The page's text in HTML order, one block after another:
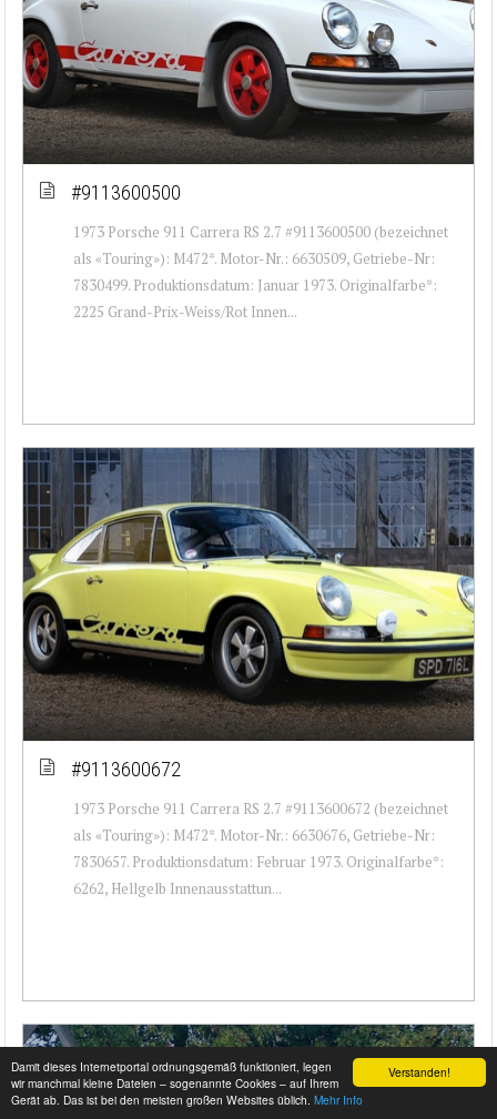
Verstanden!
Damit dieses Internetportal ordnungsgemäß funktioniert, legen
wir manchmal kleine Dateien – sogenannte Cookies – auf Ihrem
Gerät ab. Das ist bei den meisten großen Websites üblich. Mehr Info
#9113600500
1973 Porsche 911 Carrera RS 2.7 #9113600500 (bezeichnet
als «Touring»): M472*. Motor-Nr.: 6630509, Getriebe-Nr:
7830499. Produktionsdatum: Januar 1973. Originalfarbe*:
2225 Grand-Prix-Weiss/Rot Innen...
#9113600672
1973 Porsche 911 Carrera RS 2.7 #9113600672 (bezeichnet
als «Touring»): M472*. Motor-Nr.: 6630676, Getriebe-Nr:
7830657. Produktionsdatum: Februar 1973. Originalfarbe*:
6262, Hellgelb Innenausstattun...